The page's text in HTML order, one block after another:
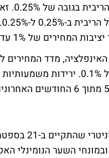
בנק
ל-0.25%.
המחירים של 1% עד 3%.
החזאים, שצפו בממוצע ירידה של
ובאף סעיף לא נרשמה עלייה.